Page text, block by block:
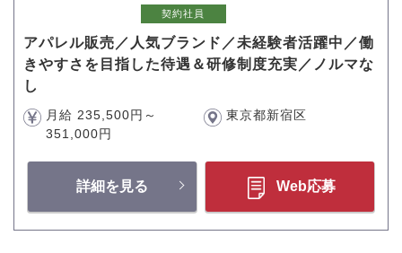
契約社員
アパレル販売／人気ブランド／未経験者活躍中／働
きやすさを目指した待遇＆研修制度充実／ノルマな
し
月給 235,500円～
351,000円
東京都新宿区
詳細を見る Web応募